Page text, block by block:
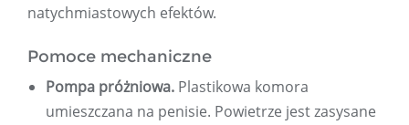
natychmiastowych efektów.
Pomoce mechaniczne
Pompa próżniowa. Plastikowa komora
umieszczana na penisie. Powietrze jest zasysane